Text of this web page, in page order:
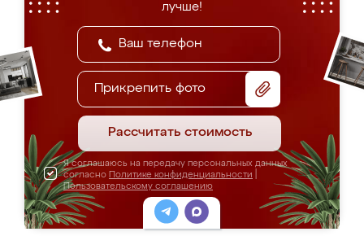
лучше!
Прикрепить фото
Рассчитать стоимость
Я соглашаюсь на передачу персональных данных
согласно Политике конфиденциальности
Пользовательскому соглашению